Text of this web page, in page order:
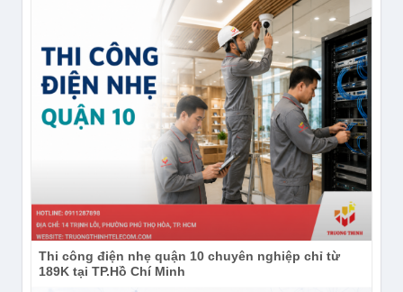
Thi công điện nhẹ quận 10 chuyên nghiệp chỉ từ
189K tại TP.Hồ Chí Minh